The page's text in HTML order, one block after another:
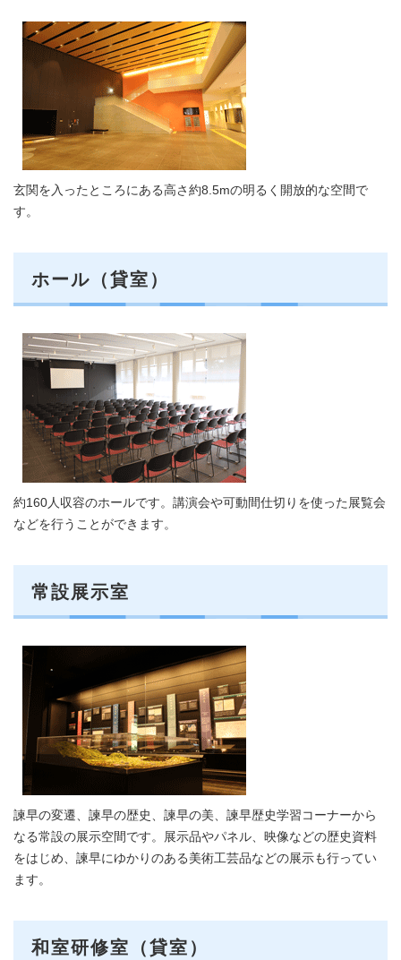
玄関を入ったところにある高さ約8.5mの明るく開放的な空間で
す。
ホール（貸室）
約160人収容のホールです。講演会や可動間仕切りを使った展覧会
などを行うことができます。
常設展示室
諫早の変遷、諫早の歴史、諫早の美、諫早歴史学習コーナーから
なる常設の展示空間です。展示品やパネル、映像などの歴史資料
をはじめ、諫早にゆかりのある美術工芸品などの展示も行ってい
ます。
和室研修室（貸室）